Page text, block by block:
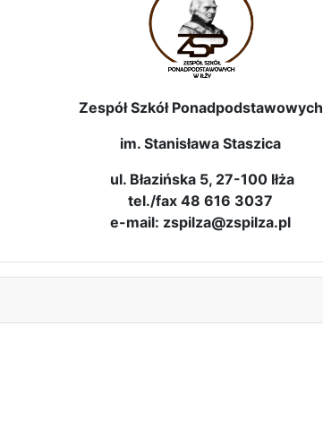
Zespół Szkół Ponadpodstawowych
im. Stanisława Staszica
ul. Błazińska 5, 27-100 Iłża
tel./fax 48 616 3037
e-mail: zspilza@zspilza.pl